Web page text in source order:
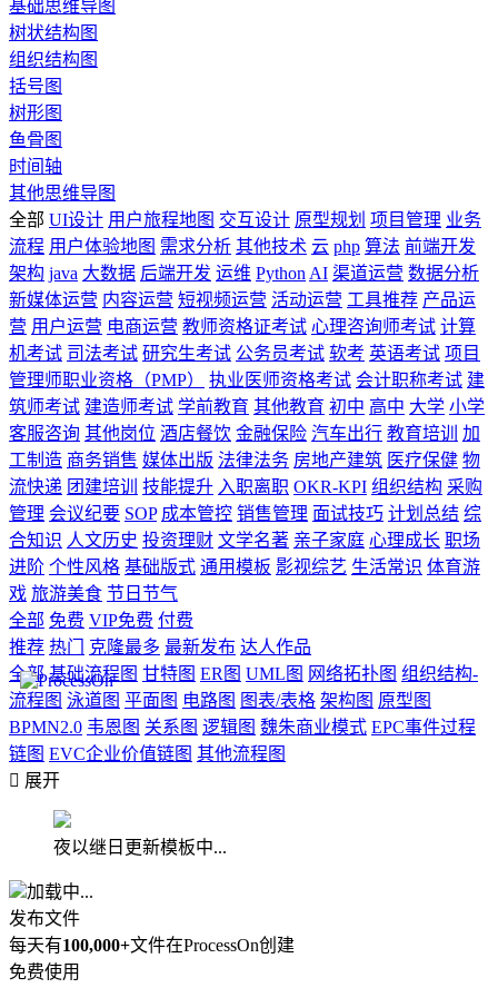
基础思维导图
树状结构图
组织结构图
括号图
树形图
鱼骨图
时间轴
其他思维导图
全部 UI设计 用户旅程地图 交互设计 原型规划 项目管理 业务
流程 用户体验地图 需求分析 其他技术 云 php 算法 前端开发
架构 java 大数据 后端开发 运维 Python AI 渠道运营 数据分析
新媒体运营 内容运营 短视频运营 活动运营 工具推荐 产品运
营 用户运营 电商运营 教师资格证考试 心理咨询师考试 计算
机考试 司法考试 研究生考试 公务员考试 软考 英语考试 项目
管理师职业资格（PMP）
执业医师资格考试 会计职称考试 建
筑师考试 建造师考试 学前教育 其他教育 初中 高中 大学 小学
客服咨询 其他岗位 酒店餐饮 金融保险 汽车出行 教育培训
加
工制造 商务销售 媒体出版 法律法务 房地产建筑 医疗保健 物
流快递 团建培训 技能提升 入职离职 OKR-KPI 组织结构 采购
管理 会议纪要 SOP 成本管控 销售管理 面试技巧 计划总结 综
合知识 人文历史 投资理财 文学名著 亲子家庭 心理成长 职场
进阶 个性风格 基础版式 通用模板 影视综艺 生活常识 体育游
戏 旅游美食 节日节气
全部 免费 VIP免费 付费
推荐 热门 克隆最多 最新发布 达人作品
全部 基础流程图 甘特图 ER图 UML图 网络拓扑图 组织结构-
流程图 泳道图 平面图 电路图 图表/表格 架构图 原型图
BPMN2.0 韦恩图 关系图 逻辑图 魏朱商业模式 EPC事件过程
链图 EVC企业价值链图 其他流程图
 展开
夜以继日更新模板中...
加载中...
发布文件
每天有100,000+文件在ProcessOn创建
免费使用